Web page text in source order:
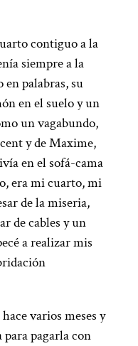
contiguo a la
siempre a la
en palabras, su
en el suelo y un
un vagabundo,
y de Maxime,
en el sofá-cama
era mi cuarto, mi
de la miseria,
de cables y un
a realizar mis
varios meses y
pagarla con